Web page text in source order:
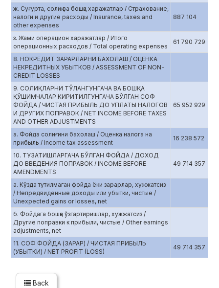
ж. Суғурта, солиқ ва бошқа харажатлар / Страхование,
налоги и другие расходы / Insurance, taxes and
other expenses
887 104
з. Жами операцион харажатлар / Итого
операционных расходов / Total operating expenses
61 790 729
8. НОКРЕДИТ ЗАРАРЛАРНИ БАХОЛАШ / ОЦЕНКА
НЕКРЕДИТНЫХ УБЫТКОВ / ASSESSMENT OF NON-
CREDIT LOSSES
9. СОЛИҚЛАРНИ ТЎЛАНГУНГАЧА ВА БОШҚА
ҚЎШИМЧАЛАР КИРИТИЛГУНГАЧА БЎЛГАН СОФ
ФОЙДА / ЧИСТАЯ ПРИБЫЛЬ ДО УПЛАТЫ НАЛОГОВ
И ДРУГИХ ПОПРАВОК / NET INCOME BEFORE TAXES
AND OTHER ADJUSTMENTS
65 952 929
а. Фойда солиғини бахолаш / Оценка налога на
прибыль / Income tax assessment
16 238 572
10. ТУЗАТИШЛАРГАЧА БЎЛГАН ФОЙДА / ДОХОД
ДО ВВЕДЕНИЯ ПОПРАВОК / INCOME BEFORE
AMENDMENTS
49 714 357
а. Кўзда тутилмаган фойда ёки зарарлар, хужжатсиз
/ Непредвиденные доходы или убытки, чистые /
Unexpected gains or losses, net
б. Фойдага бошқа ўзгартиришлар, хужжатсиз /
Другие поправки к прибыли, чистые / Other earnings
adjustments, net
11. СОФ ФОЙДА (ЗАРАР) / ЧИСТАЯ ПРИБЫЛЬ
(УБЫТКИ) / NET PROFIT (LOSS)
49 714 357
Back